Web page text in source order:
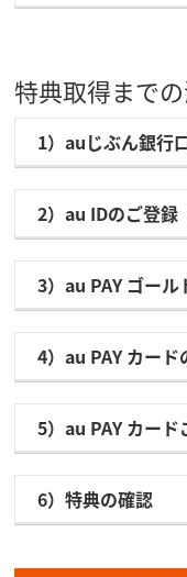
特典取得まで
1）auじぶん銀行
2）au IDのご登録
3）au PAY ゴー
4）au PAY カー
5）au PAY カー
6）特典の確認